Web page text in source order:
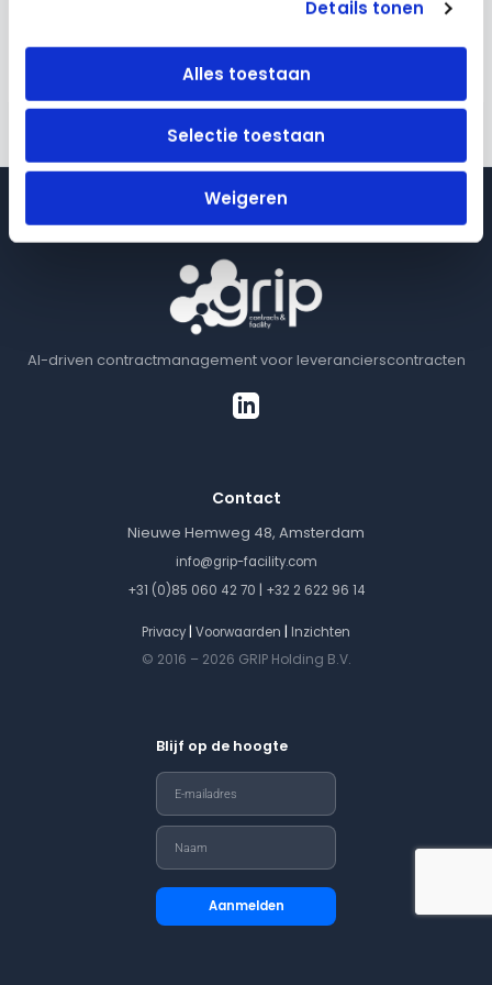
Details tonen
Alles toestaan
Selectie toestaan
Weigeren
#Digitaliseren
AI-driven contractmanagement voor leverancierscontracten
Contact
Nieuwe Hemweg 48, Amsterdam
info@grip-facility.com
+31 (0)85 060 42 70 | +32 2 622 96 14
Privacy| Voorwaarden | Inzichten
© 2016 – 2026 GRIP Holding B.V.
Blijf op de hoogte